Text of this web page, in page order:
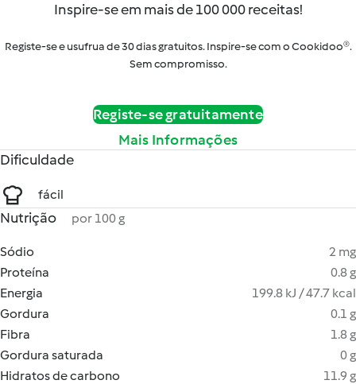
Inspire-se em mais de 100 000 receitas!
Registe-se e usufrua de 30 dias gratuitos. Inspire-se com o Cookidoo®.
Sem compromisso.
Registe-se gratuitamente
Mais Informações
Dificuldade
fácil
Nutrição por 100 g
Sódio
2 mg
Proteína
0.8 g
Energia
199.8 kJ / 47.7 kcal
Gordura
0.1 g
Fibra
1.8 g
Gordura saturada
0 g
Hidratos de carbono
11.9 g